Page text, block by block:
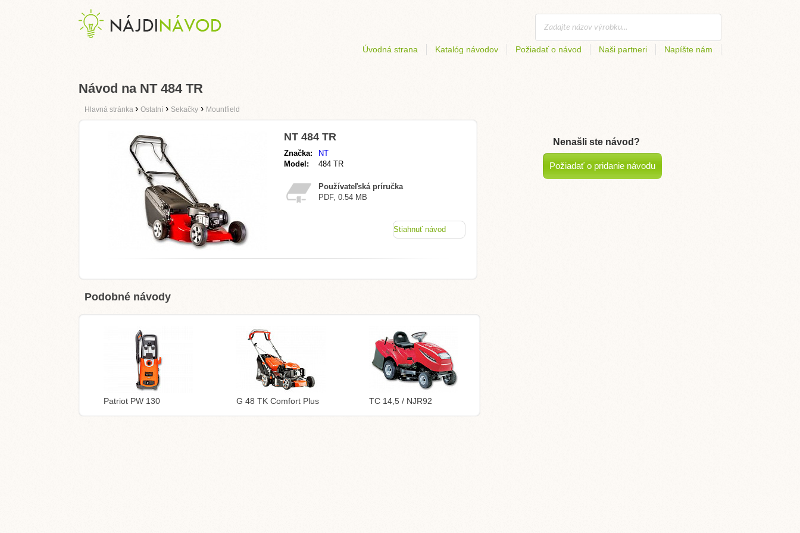
Úvodná strana Katalóg návodov Požiadať o návod Naši partneri Napíšte nám
Návod na NT 484 TR
Hlavná stránka › Ostatní › Sekačky › Mountfield
NT 484 TR
Značka:
NT
Model:
484 TR
Používateľská príručka
PDF, 0.54 MB
Stiahnuť návod
Podobné návody
Patriot PW 130 G 48 TK Comfort Plus TC 14,5 / NJR92
Nenašli ste návod?
Požiadať o pridanie návodu